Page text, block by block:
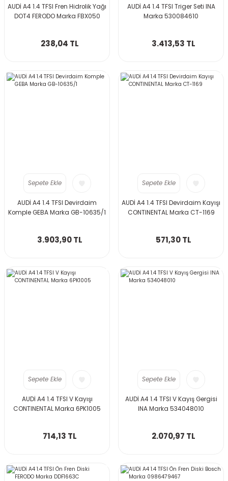
AUDİ A4 1.4 TFSI Fren Hidrolik Yağı
DOT4 FERODO Marka FBX050
238,04 TL
AUDİ A4 1.4 TFSI Triger Seti INA
Marka 530084610
3.413,53 TL
Sepete Ekle
AUDİ A4 1.4 TFSI Devirdaim
Komple GEBA Marka GB-10635/1
3.903,90 TL
Sepete Ekle
AUDİ A4 1.4 TFSI Devirdaim Kayışı
CONTINENTAL Marka CT-1169
571,30 TL
Sepete Ekle
AUDİ A4 1.4 TFSI V Kayışı
CONTINENTAL Marka 6PK1005
714,13 TL
Sepete Ekle
AUDİ A4 1.4 TFSI V Kayış Gergisi
INA Marka 534048010
2.070,97 TL